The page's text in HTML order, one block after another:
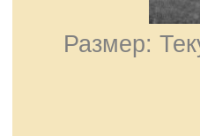
Размер: